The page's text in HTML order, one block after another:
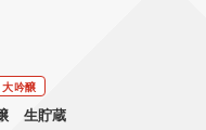
大吟醸
生貯蔵